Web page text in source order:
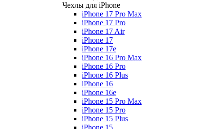
Чехлы для iPhone
iPhone 17 Pro Max
iPhone 17 Pro
iPhone 17 Air
iPhone 17
iPhone 17e
iPhone 16 Pro Max
iPhone 16 Pro
iPhone 16 Plus
iPhone 16
iPhone 16e
iPhone 15 Pro Max
iPhone 15 Pro
iPhone 15 Plus
iPhone 15